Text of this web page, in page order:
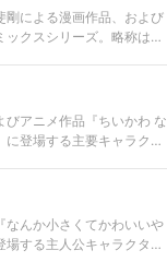
剛による漫画作品、および
ックスシリーズ。略称は
アニメ作品『ちいかわ な
登場する主要キャラクタ
なんか小さくてかわいいや
する主人公キャラクター